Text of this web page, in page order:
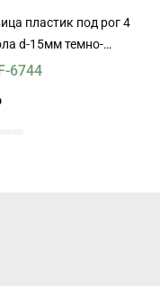
пластик под рог 4
d-15мм темно-
6744